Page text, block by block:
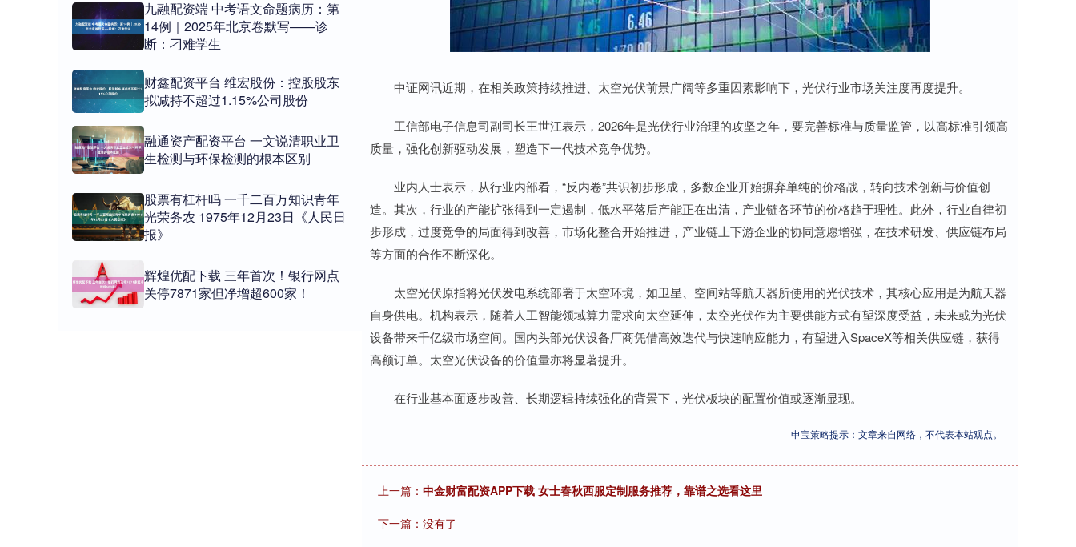
中证网讯近期，在相关政策持续推进、太空光伏前景广阔等多重因素影响下，光伏行业市场关注度再度提升。
工信部电子信息司副司长王世江表示，2026年是光伏行业治理的攻坚之年，要完善标准与质量监管，以高标准引领高
质量，强化创新驱动发展，塑造下一代技术竞争优势。
业内人士表示，从行业内部看，“反内卷”共识初步形成，多数企业开始摒弃单纯的价格战，转向技术创新与价值创
造。其次，行业的产能扩张得到一定遏制，低水平落后产能正在出清，产业链各环节的价格趋于理性。此外，行业自律初
步形成，过度竞争的局面得到改善，市场化整合开始推进，产业链上下游企业的协同意愿增强，在技术研发、供应链布局
等方面的合作不断深化。
太空光伏原指将光伏发电系统部署于太空环境，如卫星、空间站等航天器所使用的光伏技术，其核心应用是为航天器
自身供电。机构表示，随着人工智能领域算力需求向太空延伸，太空光伏作为主要供能方式有望深度受益，未来或为光伏
设备带来千亿级市场空间。国内头部光伏设备厂商凭借高效迭代与快速响应能力，有望进入SpaceX等相关供应链，获得
高额订单。太空光伏设备的价值量亦将显著提升。
在行业基本面逐步改善、长期逻辑持续强化的背景下，光伏板块的配置价值或逐渐显现。
申宝策略提示：文章来自网络，不代表本站观点。
上一篇： 中金财富配资APP下载 女士春秋西服定制服务推荐，靠谱之选看这里
下一篇：没有了
九融配资端 中考语文命题病历：第
14例｜2025年北京卷默写——诊
断：刁难学生
财鑫配资平台 维宏股份：控股股东
拟减持不超过1.15%公司股份
融通资产配资平台 一文说清职业卫
生检测与环保检测的根本区别
股票有杠杆吗 一千二百万知识青年
光荣务农 1975年12月23日《人民日
报》
辉煌优配下载 三年首次！银行网点
关停7871家但净增超600家！